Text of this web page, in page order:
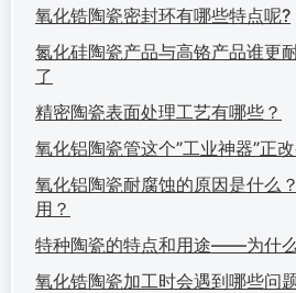
氧化锆陶瓷密封环有哪些特点呢?
氮化硅陶瓷产品与高铬产品谁更
了
精密陶瓷表面处理工艺有哪些？
氧化铝陶瓷管这个”工业神器”正
氧化铝陶瓷耐腐蚀的原因是什么
用？
特种陶瓷的特点和用途——为什
氧化锆陶瓷加工时会遇到哪些问